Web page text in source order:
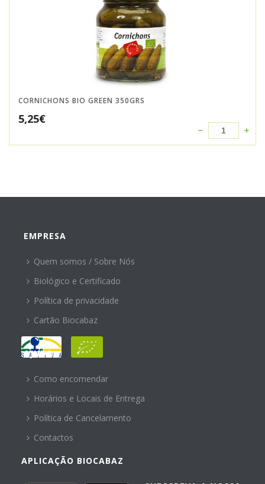
CORNICHONS BIO GREEN 350GRS
5,25€
EMPRESA
Quem somos / Sobre Nós
Biológico e Certificado
Política de privacidade
Cartão Biocabaz
AJUDA
Como encomendar
Horários e Locais de Entrega
Política de Cancelamento
Contactos
APLICAÇÃO BIOCABAZ